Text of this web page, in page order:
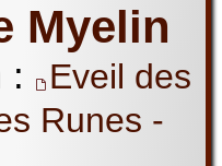
Myelin
:
Eveil des
Runes -